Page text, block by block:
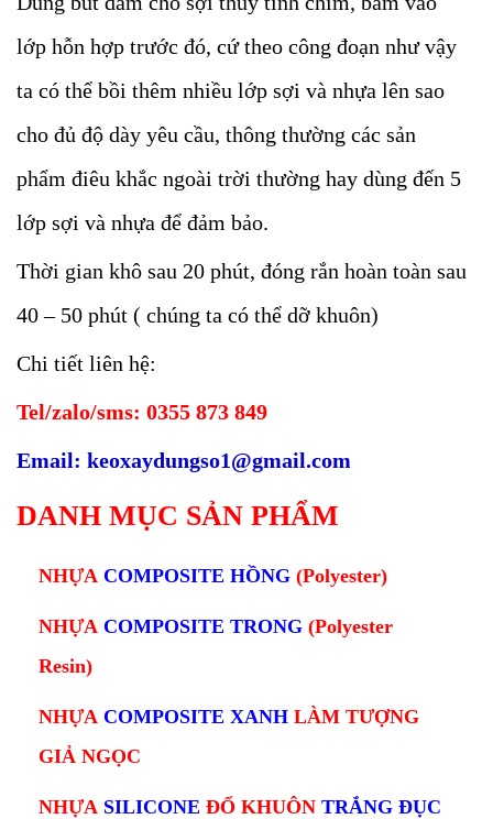
lớp hỗn hợp trước đó, cứ theo công đoạn như vậy
ta có thể bồi thêm nhiều lớp sợi và nhựa lên sao
cho đủ độ dày yêu cầu, thông thường các sản
phẩm điêu khắc ngoài trời thường hay dùng đến 5
lớp sợi và nhựa để đảm bảo.
Thời gian khô sau 20 phút, đóng rắn hoàn toàn sau
40 – 50 phút ( chúng ta có thể dỡ khuôn)
Chi tiết liên hệ:
Tel/zalo/sms: 0355 873 849
Email: keoxaydungso1@gmail.com
DANH MỤC SẢN PHẨM
NHỰA COMPOSITE HỒNG (Polyester)
NHỰA COMPOSITE TRONG (Polyester
Resin)
NHỰA COMPOSITE XANH LÀM TƯỢNG
GIẢ NGỌC
NHỰA SILICONE ĐỔ KHUÔN TRẮNG ĐỤC